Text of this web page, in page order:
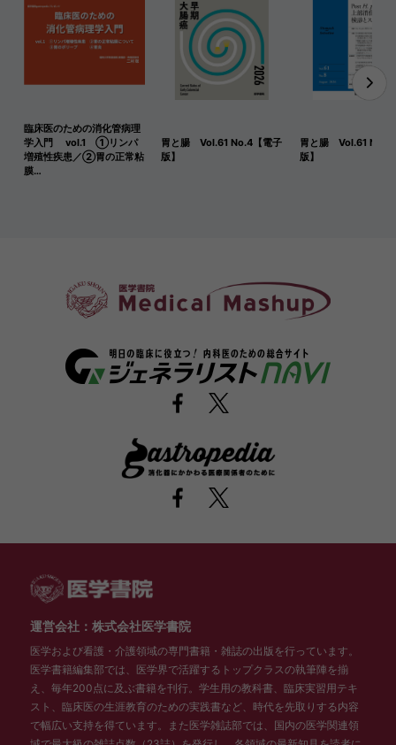
臨床医のための消化管病理
学入門 vol.1 ①リンパ
増殖性疾患／②胃の正常粘
膜…
胃と腸 Vol.61 No.4【電子
版】
胃と腸 Vol.61 No.8
版】
運営会社：株式会社医学書院
医学および看護・介護領域の専門書籍・雑誌の出版を行っています。
医学書籍編集部では、医学界で活躍するトップクラスの執筆陣を揃
え、毎年200点に及ぶ書籍を刊行。学生用の教科書、臨床実習用テキ
スト、臨床医の生涯教育のための実践書など、時代を先取りする内容
で幅広い支持を得ています。また医学雑誌部では、国内の医学関連領